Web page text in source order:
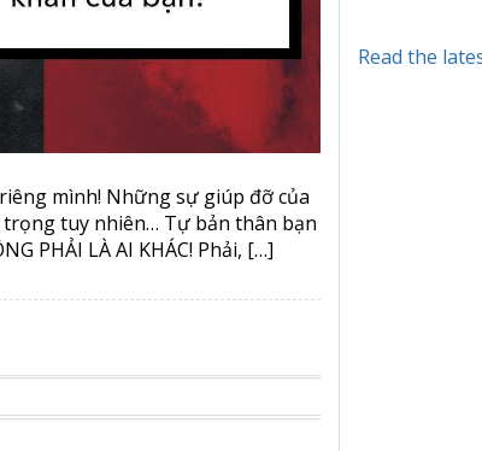
mình! Những sự giúp đỡ của
tuy nhiên… Tự bản thân bạn
PHẢI LÀ AI KHÁC! Phải, […]
Read the